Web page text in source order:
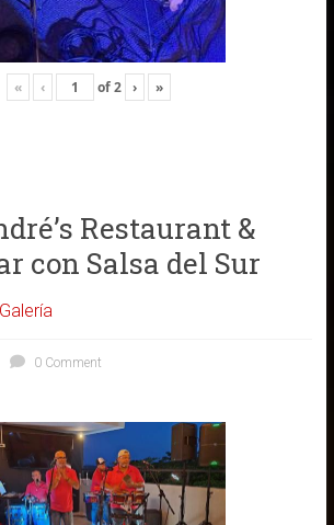
« ‹ of2 › »
Restaurant &
con Salsa del Sur
Galería
0 Comment